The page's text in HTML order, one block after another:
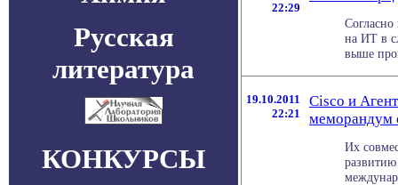
Русская
литература
КОНКУРСЫ
22:29
на ИТ в
выше
19.10.2011
22:21
Cisco и
меморандум
Их